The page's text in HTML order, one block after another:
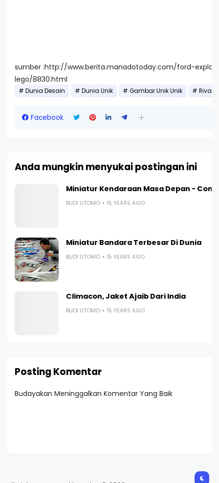
sumber :http://www.berita.manadotoday.com/ford-
lego/8830.html
Dunia Desain Dunia Unik Gambar Unik Unik Riva
Facebook
Anda mungkin menyukai postingan ini
Miniatur Kendaraan Masa Depan -
BUDI UTOMO 15 YEARS AGO
Miniatur Bandara Terbesar Di Dunia
BUDI UTOMO 15 YEARS AGO
Climacon, Jaket Ajaib Dari India
BUDI UTOMO 15 YEARS AGO
Posting Komentar
Budayakan Meninggalkan Komentar Yang Baik